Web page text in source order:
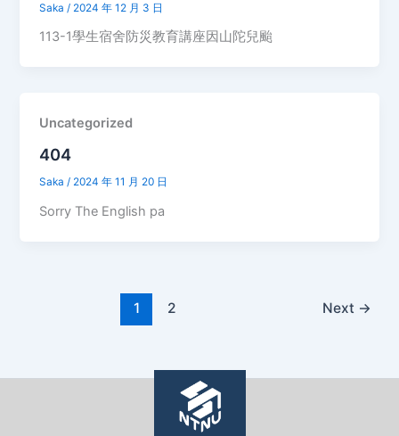
Saka / 2024 年 12 月 3 日
113-1學生宿舍防災教育講座因山陀兒颱
Uncategorized
404
Saka/ 2024 年 11 月 20 日
Sorry The English pa
1 2 Next →